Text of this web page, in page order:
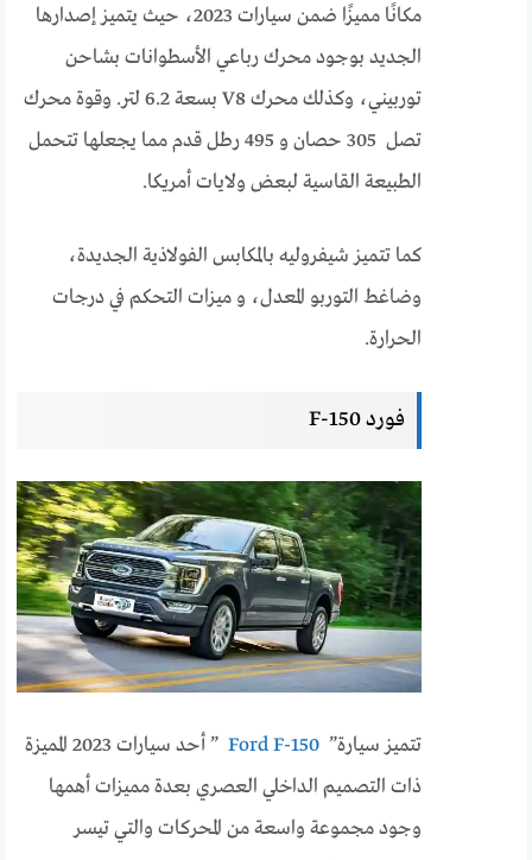
مكانًا مميزًا ضمن سيارات 2023، حيث يتميز إصدارها
الجديد بوجود محرك رباعي الأسطوانات بشاحن
توربيني، وكذلك محرك V8 بسعة 6.2 لتر. وقوة محرك
تصل 305 حصان و 495 رطل قدم مما يجعلها تتحمل
الطبيعة القاسية لبعض ولايات أمريكا.
كما تتميز شيفروليه بالمكابس الفولاذية الجديدة،
وضاغط التوربو المعدل، و ميزات التحكم في درجات
الحرارة.
فورد F-150
تتميز سيارة”Ford F-150
” أحد سيارات 2023 المميزة
ذات التصميم الداخلي العصري بعدة مميزات أهمها
وجود مجموعة واسعة من المحركات والتي تيسر